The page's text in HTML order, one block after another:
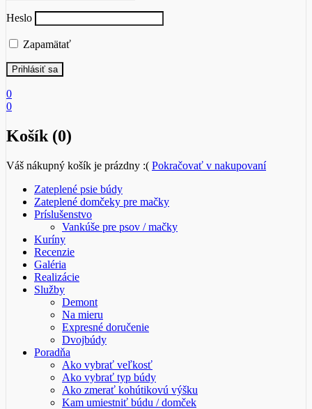
Heslo
Zapamätať
0
0
Košík (0)
Váš nákupný košík je prázdny :( Pokračovať v nakupovaní
Zateplené psie búdy
Zateplené domčeky pre mačky
Príslušenstvo
Vankúše pre psov / mačky
Kuríny
Recenzie
Galéria
Realizácie
Služby
Demont
Na mieru
Expresné doručenie
Dvojbúdy
Poradňa
Ako vybrať veľkosť
Ako vybrať typ búdy
Ako zmerať kohútikovú výšku
Kam umiestniť búdu / domček